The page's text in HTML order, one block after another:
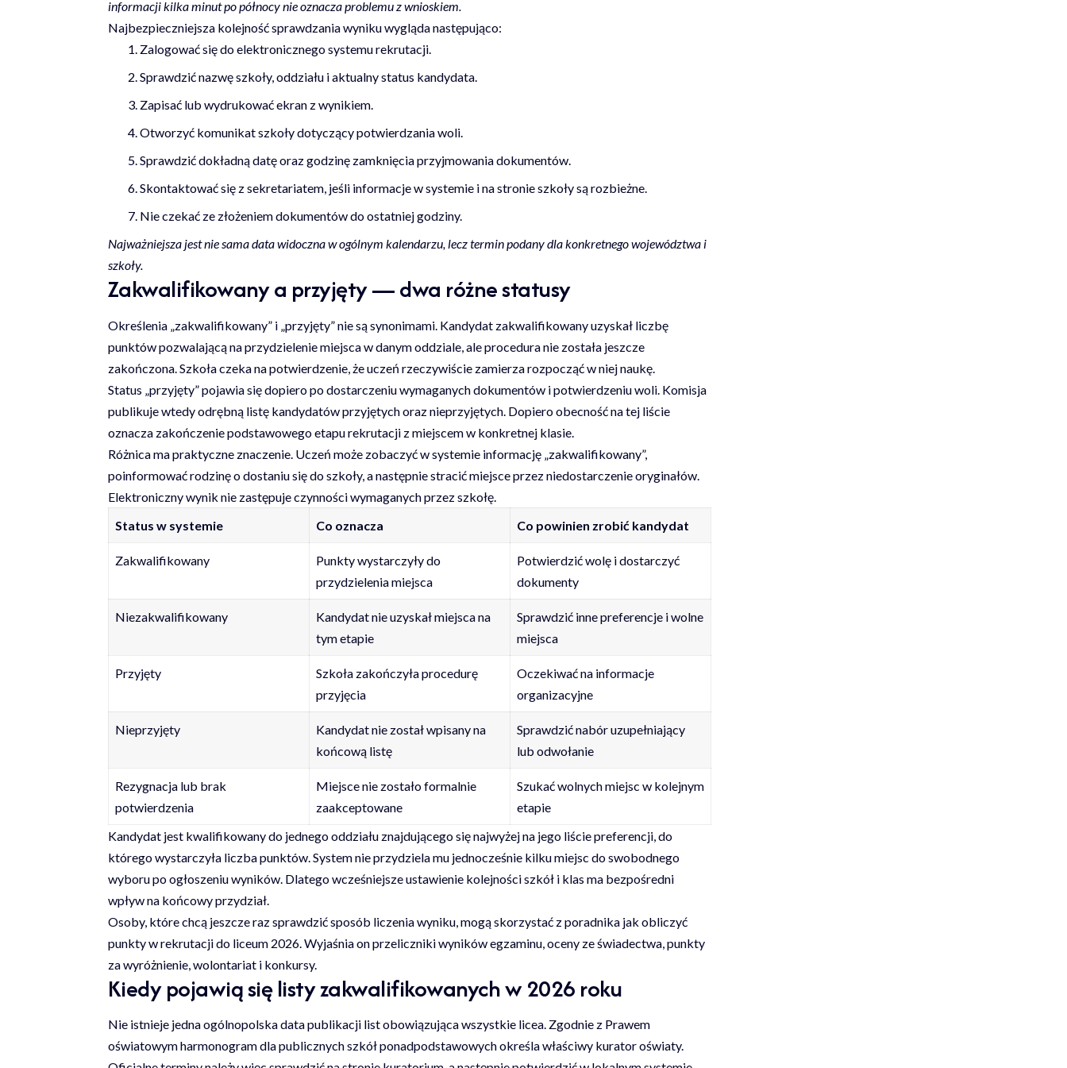
informacji kilka minut po północy nie oznacza problemu z wnioskiem.
Najbezpieczniejsza kolejność sprawdzania wyniku wygląda następująco:
Zalogować się do elektronicznego systemu rekrutacji.
Sprawdzić nazwę szkoły, oddziału i aktualny status kandydata.
Zapisać lub wydrukować ekran z wynikiem.
Otworzyć komunikat szkoły dotyczący potwierdzania woli.
Sprawdzić dokładną datę oraz godzinę zamknięcia przyjmowania dokumentów.
Skontaktować się z sekretariatem, jeśli informacje w systemie i na stronie szkoły są rozbieżne.
Nie czekać ze złożeniem dokumentów do ostatniej godziny.
Najważniejsza jest nie sama data widoczna w ogólnym kalendarzu, lecz termin podany dla konkretnego województwa i
szkoły.
Zakwalifikowany a przyjęty — dwa różne statusy
Określenia „zakwalifikowany” i „przyjęty” nie są synonimami. Kandydat zakwalifikowany uzyskał liczbę
punktów pozwalającą na przydzielenie miejsca w danym oddziale, ale procedura nie została jeszcze
zakończona. Szkoła czeka na potwierdzenie, że uczeń rzeczywiście zamierza rozpocząć w niej naukę.
Status „przyjęty” pojawia się dopiero po dostarczeniu wymaganych dokumentów i potwierdzeniu woli. Komisja
publikuje wtedy odrębną listę kandydatów przyjętych oraz nieprzyjętych. Dopiero obecność na tej liście
oznacza zakończenie podstawowego etapu rekrutacji z miejscem w konkretnej klasie.
Różnica ma praktyczne znaczenie. Uczeń może zobaczyć w systemie informację „zakwalifikowany”,
poinformować rodzinę o dostaniu się do szkoły, a następnie stracić miejsce przez niedostarczenie oryginałów.
Elektroniczny wynik nie zastępuje czynności wymaganych przez szkołę.
Status w systemie
Co oznacza Co powinien zrobić kandydat
Zakwalifikowany
Punkty wystarczyły do
przydzielenia miejsca
Potwierdzić wolę i dostarczyć
dokumenty
Niezakwalifikowany
Kandydat nie uzyskał miejsca na
tym etapie
Sprawdzić inne preferencje i wolne
miejsca
Przyjęty
Szkoła zakończyła procedurę
przyjęcia
Oczekiwać na informacje
organizacyjne
Nieprzyjęty
Kandydat nie został wpisany na
końcową listę
Sprawdzić nabór uzupełniający
lub odwołanie
Rezygnacja lub brak
potwierdzenia
Miejsce nie zostało formalnie
zaakceptowane
Szukać wolnych miejsc w kolejnym
etapie
Kandydat jest kwalifikowany do jednego oddziału znajdującego się najwyżej na jego liście preferencji, do
którego wystarczyła liczba punktów. System nie przydziela mu jednocześnie kilku miejsc do swobodnego
wyboru po ogłoszeniu wyników. Dlatego wcześniejsze ustawienie kolejności szkół i klas ma bezpośredni
wpływ na końcowy przydział.
Osoby, które chcą jeszcze raz sprawdzić sposób liczenia wyniku, mogą skorzystać z poradnika jak obliczyć
punkty w rekrutacji do liceum 2026. Wyjaśnia on przeliczniki wyników egzaminu, oceny ze świadectwa, punkty
za wyróżnienie, wolontariat i konkursy.
Kiedy pojawią się listy zakwalifikowanych w 2026 roku
Nie istnieje jedna ogólnopolska data publikacji list obowiązująca wszystkie licea. Zgodnie z Prawem
oświatowym harmonogram dla publicznych szkół ponadpodstawowych określa właściwy kurator oświaty.